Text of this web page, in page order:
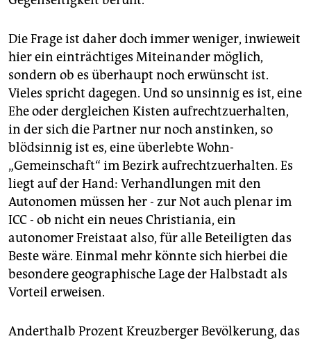
Die Frage ist daher doch immer weniger, inwieweit
hier ein einträchtiges Miteinander möglich,
sondern ob es überhaupt noch erwünscht ist.
Vieles spricht dagegen. Und so unsinnig es ist, eine
Ehe oder dergleichen Kisten aufrechtzuerhalten,
in der sich die Partner nur noch anstinken, so
blödsinnig ist es, eine überlebte Wohn-
„Gemeinschaft“ im Bezirk aufrechtzuerhalten. Es
liegt auf der Hand: Verhandlungen mit den
Autonomen müssen her - zur Not auch plenar im
ICC - ob nicht ein neues Christiania, ein
autonomer Freistaat also, für alle Beteiligten das
Beste wäre. Einmal mehr könnte sich hierbei die
besondere geographische Lage der Halbstadt als
Vorteil erweisen.
Anderthalb Prozent Kreuzberger Bevölkerung, das